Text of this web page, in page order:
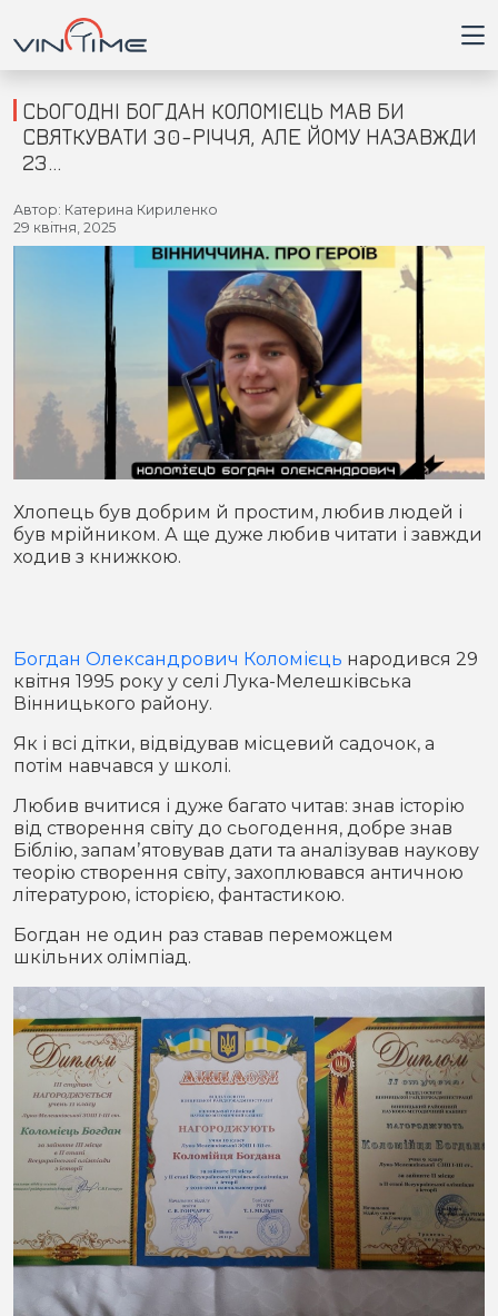
Головна
Війна
Здоров'я
Приватна думка
В кулуарах
Місто
Життя
Конфлікти
Партнери
Спорт
Футбол
Контакти
Підписатись на нас у Telegram
СЬОГОДНІ БОГДАН КОЛОМІЄЦЬ МАВ БИ
СВЯТКУВАТИ 30-РІЧЧЯ, АЛЕ ЙОМУ НАЗАВЖДИ
23…
Автор: Катерина Кириленко
29 квітня, 2025
Хлопець був добрим й простим, любив людей і
був мрійником. А ще дуже любив читати і завжди
ходив з книжкою.
Богдан Олександрович Коломієць народився 29
квітня 1995 року у селі Лука-Мелешківська
Вінницького району.
Як і всі дітки, відвідував місцевий садочок, а
потім навчався у школі.
Любив вчитися і дуже багато читав: знав історію
від створення світу до сьогодення, добре знав
Біблію, запамʼятовував дати та аналізував наукову
теорію створення світу, захоплювався античною
літературою, історією, фантастикою.
Богдан не один раз ставав переможцем
шкільних олімпіад.